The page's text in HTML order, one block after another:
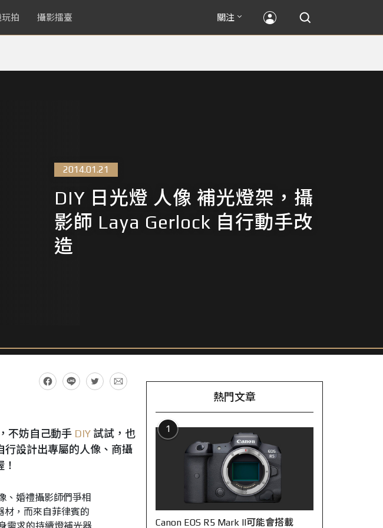
拍 攝影擂臺 關注
2014.01.21
DIY 日光燈 人像 補光燈架，攝
影師 Laya Gerlock 自行動手改
造
不妨自己動手 DIY 試試，也
行設計出專屬的人像、商攝
、婚禮攝影師們爭相
，而來自菲律賓的
熱門文章
1
Canon EOS R5 Mark II可能會搭載